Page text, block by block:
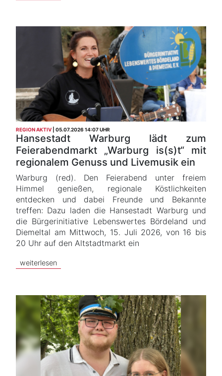
REGION AKTIV 05.07.2026 14:07 UHR
Hansestadt Warburg lädt zum
Feierabendmarkt „Warburg is(s)t“ mit
regionalem Genuss und Livemusik ein
Warburg (red). Den Feierabend unter freiem
Himmel genießen, regionale Köstlichkeiten
entdecken und dabei Freunde und Bekannte
treffen: Dazu laden die Hansestadt Warburg und
die Bürgerinitiative Lebenswertes Bördeland und
Diemeltal am Mittwoch, 15. Juli 2026, von 16 bis
20 Uhr auf den Altstadtmarkt ein
weiterlesen